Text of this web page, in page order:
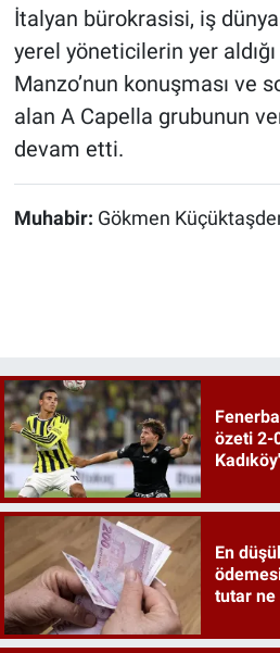
İtalyan bürokrasisi, iş
yerel yöneticilerin yer
Manzo’nun konuşması ve
alan A Capella grubunun
devam etti.
Muhabir: Gökmen
özeti 2-
En
tutar ne